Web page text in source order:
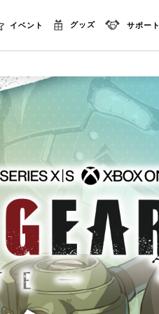
イベント グッズ サポート